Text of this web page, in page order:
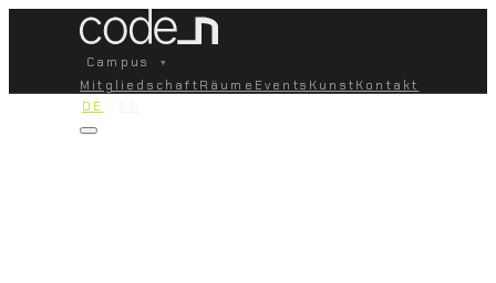
Campus
▾
Mitgliedschaft Räume Events Kunst Kontakt
DE